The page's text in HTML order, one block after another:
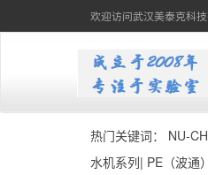
欢迎访问武汉美泰克科技
热门关键词： NU-
水机系列| PE（波通